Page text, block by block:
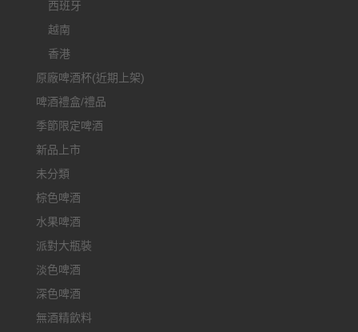
西班牙
越南
香港
原廠啤酒杯(近期上架)
啤酒禮盒/禮品
季節限定啤酒
新品上市
未分類
棕色啤酒
水果啤酒
派對大瓶裝
淡色啤酒
深色啤酒
無酒精飲料